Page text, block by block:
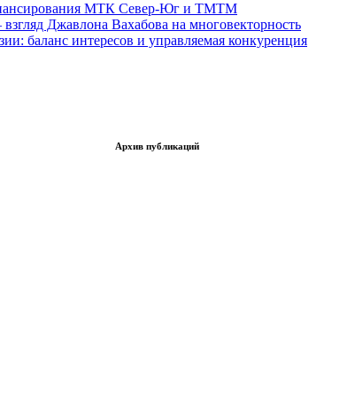
МТК Север-Юг и ТМТМ
Джавлона Вахабова на многовекторность
баланс интересов и управляемая конкуренция
Архив публикаций